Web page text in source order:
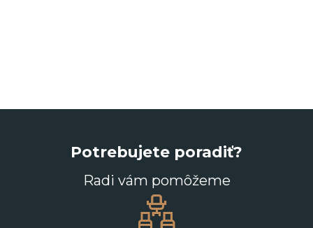
Potrebujete poradiť?
Radi vám pomôžeme